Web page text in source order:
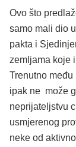
Ovo što
samo mali dio
pakta i
zemljama koje
Trenutno
ipak ne može
neprijateljstvu
usmjerenog
neke od